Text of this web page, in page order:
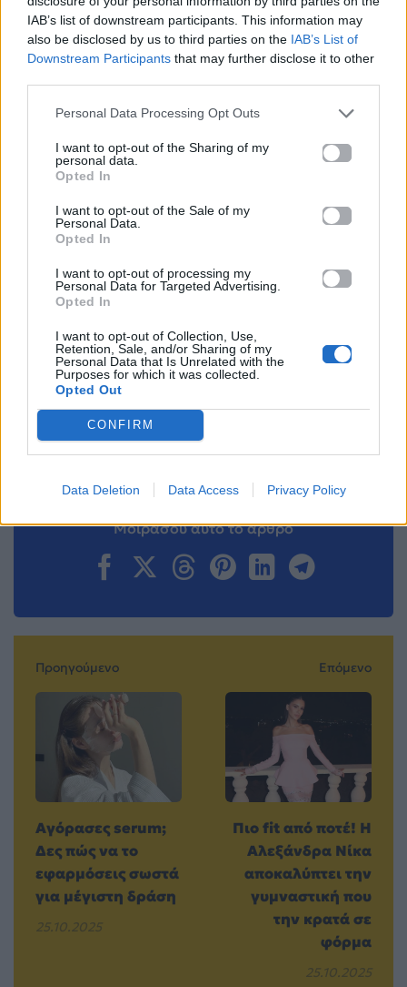
IAB’s list of downstream participants. This information may
also be disclosed by us to third parties on the IAB’s List of
Downstream Participants that may further disclose it to other
Personal Data Processing Opt Outs
I want to opt-out of the Sharing of my
personal data.
Opted In
I want to opt-out of the Sale of my
Personal Data.
Opted In
I want to opt-out of processing my
Personal Data for Targeted Advertising.
Opted In
I want to opt-out of Collection, Use,
Retention, Sale, and/or Sharing of my
Personal Data that Is Unrelated with the
Purposes for which it was collected.
Opted Out
CONFIRM
Data Deletion Data Access Privacy Policy
Για σχόλια, μηνύματα ή φωτογραφικό υλικό
σχετικά με τοMad.gr, επισκεφτείτε μας στο
Facebook, επικοινωνήστε μέσω
ή
ακολουθήστε μας στο
διάσημοι Μακαρόνια Παγκόσμια Ημέρα Ζυμαρικών
Ακολουθήστε το
Mad.gr στο Google
News
Mad.gr στο MSN
Μοιράσου αυτό το άρθρο
Προηγούμενο
Αγόρασες serum;
Δες πώς να το
εφαρμόσεις σωστά
για μέγιστη δράση
25.10.2025
Επόμενο
Πιο fit από ποτέ! Η
Αλεξάνδρα Νίκα
αποκαλύπτει την
γυμναστική που
την κρατά σε
φόρμα
25.10.2025